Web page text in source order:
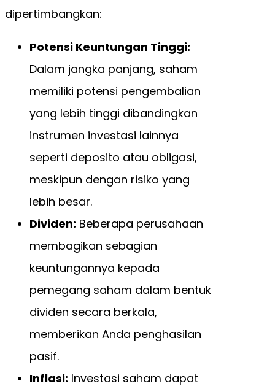
dipertimbangkan:
Potensi Keuntungan Tinggi:
Dalam jangka panjang, saham
memiliki potensi pengembalian
yang lebih tinggi dibandingkan
instrumen investasi lainnya
seperti deposito atau obligasi,
meskipun dengan risiko yang
lebih besar.
Dividen: Beberapa perusahaan
membagikan sebagian
keuntungannya kepada
pemegang saham dalam bentuk
dividen secara berkala,
memberikan Anda penghasilan
pasif.
Inflasi: Investasi saham dapat